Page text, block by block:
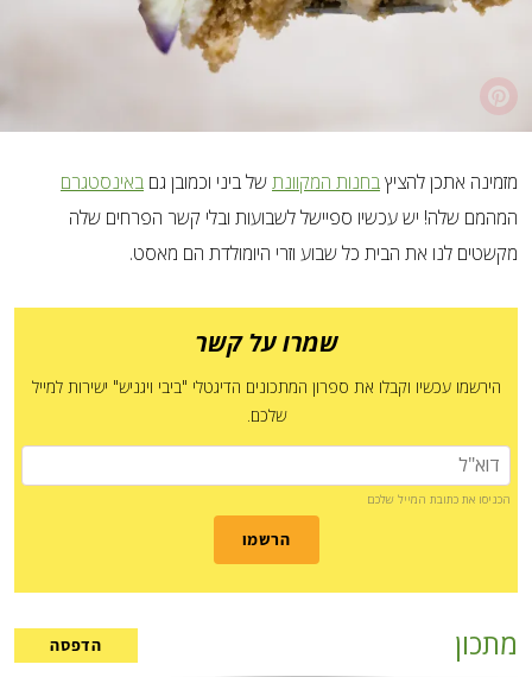
מזמינה אתכן להציץ בחנות המקוונת של ביני וכמובן גם באינסטגרם
המהמם שלה! יש עכשיו ספיישל לשבועות ובלי קשר הפרחים שלה
מקשטים לנו את הבית כל שבוע וזרי היומולדת הם מאסט.
שמרו על קשר
הירשמו עכשיו וקבלו את ספרון המתכונים הדיגטלי "ביבי ויגניש" ישירות למייל
שלכם.
הכניסו את כתובת המייל שלכם
הרשמו
מתכון הדפסה